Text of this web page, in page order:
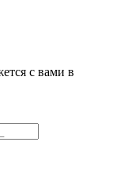
с вами в